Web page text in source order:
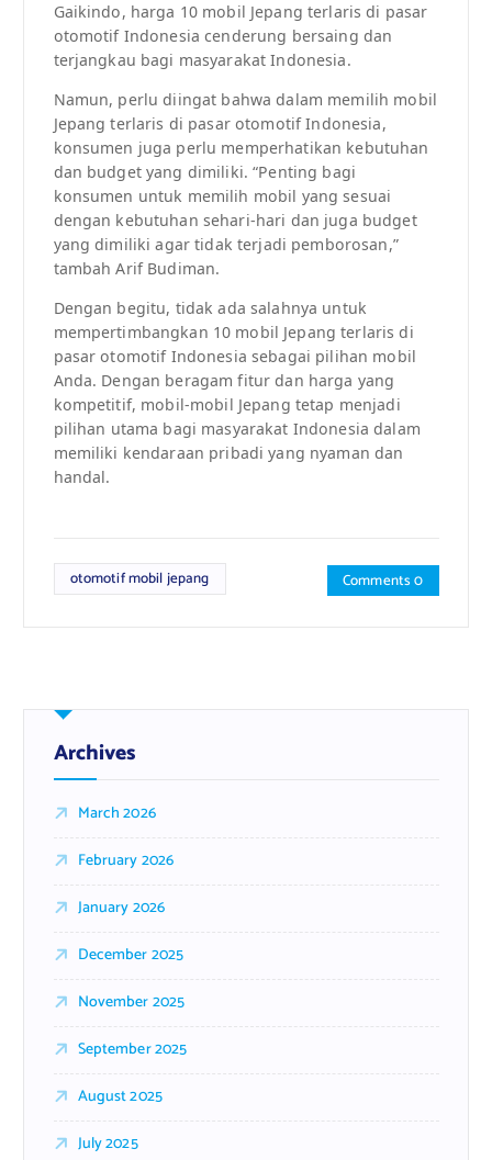
Gaikindo, harga 10 mobil Jepang terlaris di pasar
otomotif Indonesia cenderung bersaing dan
terjangkau bagi masyarakat Indonesia.
Namun, perlu diingat bahwa dalam memilih mobil
Jepang terlaris di pasar otomotif Indonesia,
konsumen juga perlu memperhatikan kebutuhan
dan budget yang dimiliki. “Penting bagi
konsumen untuk memilih mobil yang sesuai
dengan kebutuhan sehari-hari dan juga budget
yang dimiliki agar tidak terjadi pemborosan,”
tambah Arif Budiman.
Dengan begitu, tidak ada salahnya untuk
mempertimbangkan 10 mobil Jepang terlaris di
pasar otomotif Indonesia sebagai pilihan mobil
Anda. Dengan beragam fitur dan harga yang
kompetitif, mobil-mobil Jepang tetap menjadi
pilihan utama bagi masyarakat Indonesia dalam
memiliki kendaraan pribadi yang nyaman dan
handal.
otomotif mobil jepang Comments 0
Archives
March 2026
February 2026
January 2026
December 2025
November 2025
September 2025
August 2025
July 2025